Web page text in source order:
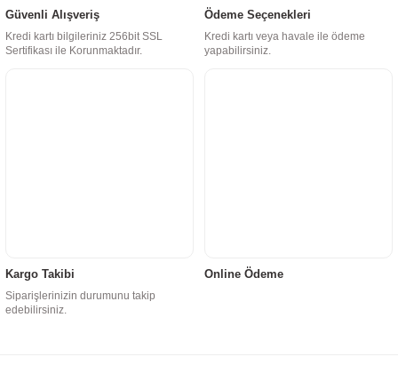
Güvenli Alışveriş
Kredi kartı bilgileriniz 256bit SSL
Sertifikası ile Korunmaktadır.
Ödeme Seçenekleri
Kredi kartı veya havale ile ödeme
yapabilirsiniz.
Kargo Takibi
Siparişlerinizin durumunu takip
edebilirsiniz.
Online Ödeme